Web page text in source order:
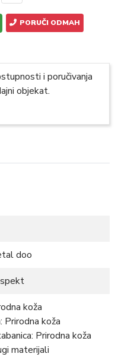
PORUČI ODMAH
doo
koža
Prirodna koža
Prirodna koža
materijali
i poručivanja
objekat.